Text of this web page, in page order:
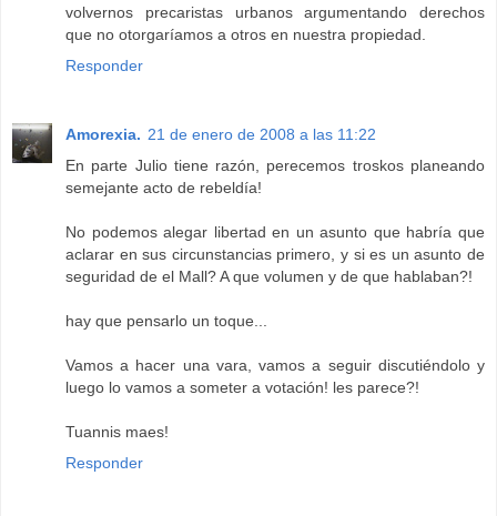
volvernos precaristas urbanos argumentando derechos
que no otorgaríamos a otros en nuestra propiedad.
Responder
Amorexia. 21 de enero de 2008 a las 11:22
En parte Julio tiene razón, perecemos troskos planeando
semejante acto de rebeldía!
No podemos alegar libertad en un asunto que habría que
aclarar en sus circunstancias primero, y si es un asunto de
seguridad de el Mall? A que volumen y de que hablaban?!
hay que pensarlo un toque...
Vamos a hacer una vara, vamos a seguir discutiéndolo y
luego lo vamos a someter a votación! les parece?!
Tuannis maes!
Responder